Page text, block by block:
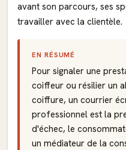
avant son parcours, ses
travailler avec la clientèle.
EN RÉSUMÉ
Pour signaler une
coiffeur ou résilier un
coiffure, un courrier
professionnel est la
d'échec, le
un médiateur de la